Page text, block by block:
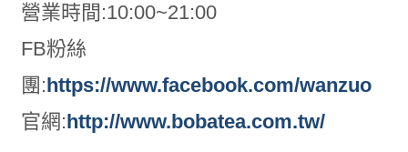
營業時間:10:00~21:00
FB粉絲
團: https://www.facebook.com/wanzuo
官網: http://www.bobatea.com.tw/